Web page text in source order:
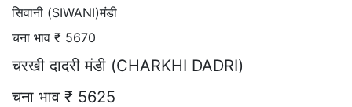
सिवानी (SIWANI)मंडी
चना भाव ₹ 5670
चरखी दादरी मंडी (CHARKHI DADRI)
चना भाव ₹ 5625